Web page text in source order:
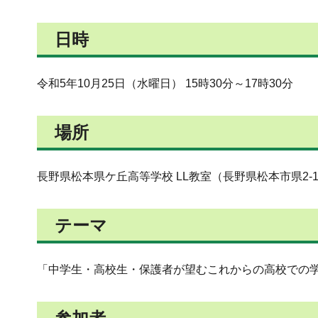
日時
令和5年10月25日（水曜日） 15時30分～17時30分
場所
長野県松本県ケ丘高等学校 LL教室（長野県松本市県2-
テーマ
「中学生・高校生・保護者が望むこれからの高校での